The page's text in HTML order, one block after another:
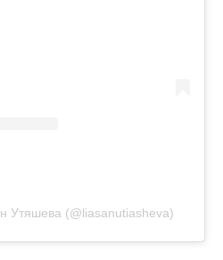
Утяшева (@liasanutiasheva)